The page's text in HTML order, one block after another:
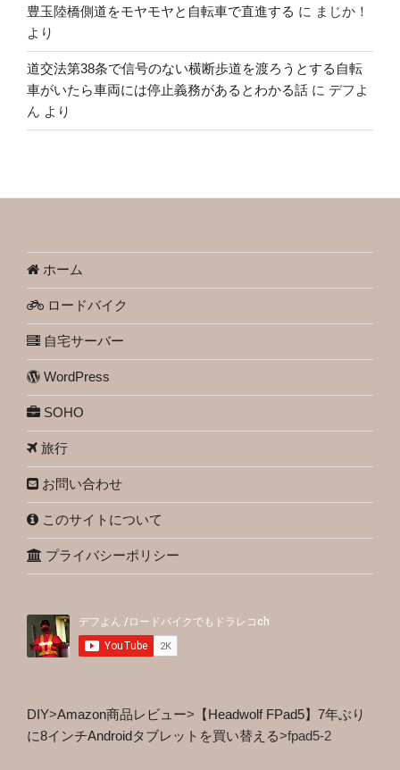
豊玉陸橋側道をモヤモヤと自転車で直進する に まじか！
より
道交法第38条で信号のない横断歩道を渡ろうとする自転
車がいたら車両には停止義務があるとわかる話 に デフよ
ん より
ホーム
ロードバイク
自宅サーバー
WordPress
SOHO
旅行
お問い合わせ
このサイトについて
プライバシーポリシー
DIY>Amazon商品レビュー> 【Headwolf FPad5】7年ぶり
に8インチAndroidタブレットを買い替える>fpad5-2